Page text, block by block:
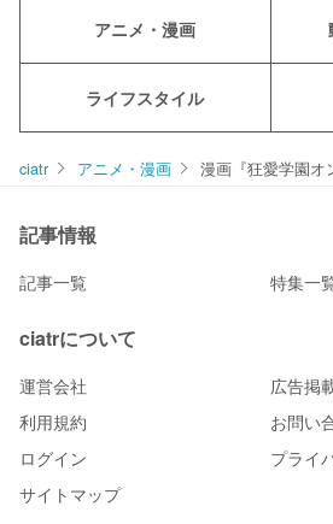
アニメ・漫画
ライフスタイル
ciatr アニメ・漫画 漫画『狂愛学園
記事情報
記事一覧 特集一
ciatrについて
運営会社
広告掲
利用規約
お問い
ログイン
プライ
サイトマップ